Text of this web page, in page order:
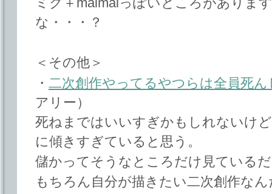
な・・・？
＜その他＞
・ 二次創作やってるやつらは全員死ん
アリー）
死ねまではいいすぎかもしれないけ
に傾きすぎていると思う。
儲かってそうなところだけ見ている
もちろん自分が描きたい二次創作な